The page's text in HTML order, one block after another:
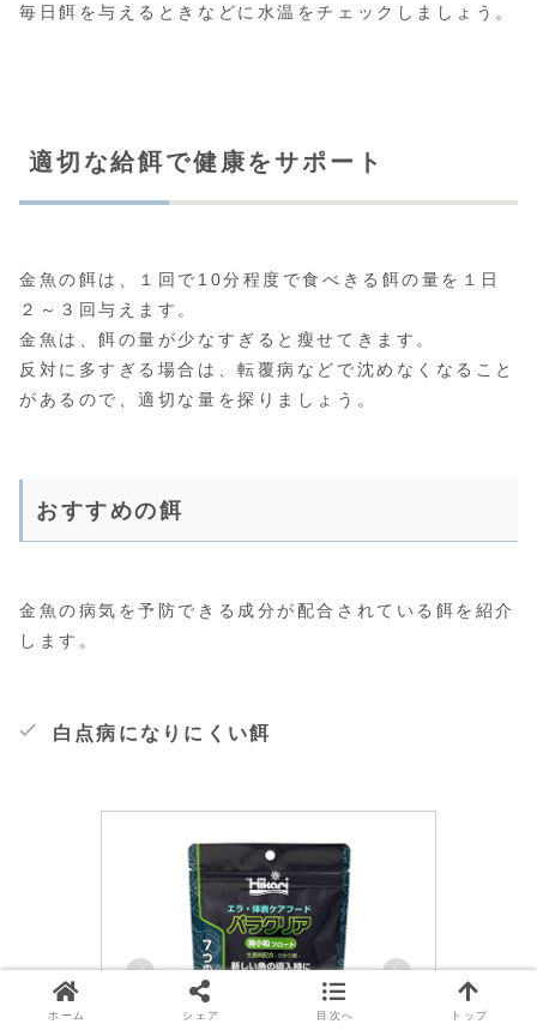
毎日餌を与えるときなどに水温をチェックしましょう。
適切な給餌で健康をサポート
金魚の餌は、１回で10分程度で食べきる餌の量を１日
２～３回与えます。
金魚は、餌の量が少なすぎると瘦せてきます。
反対に多すぎる場合は、転覆病などで沈めなくなること
があるので、適切な量を探りましょう。
おすすめの餌
金魚の病気を予防できる成分が配合されている餌を紹介
します。
白点病になりにくい餌
ホーム シェア 目次へ トップ